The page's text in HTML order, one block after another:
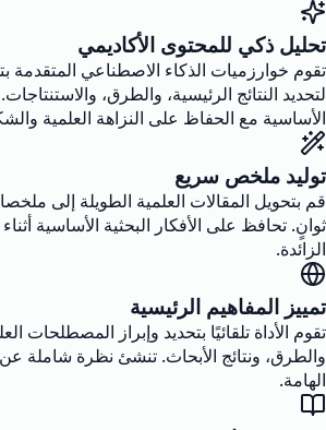
تحليل ذكي للمحتوى الأكاديمي
تقوم خوارزميات الذكاء الاصطناعي المتقدمة
لتحديد النتائج الرئيسية، والطرق،
الأساسية مع الحفاظ على النزاهة العلمية
توليد ملخص سريع
قم بتحويل المقالات العلمية الطويلة إلى
ثوانٍ. تحافظ على الأفكار البحثية الأساسية
الزائدة.
تمييز المفاهيم الرئيسية
تقوم الأداة تلقائيًا بتحديد وإبراز المصطلحات
والطرق، ونتائج الأبحاث. تنشئ نظرة شاملة عن
الهامة.